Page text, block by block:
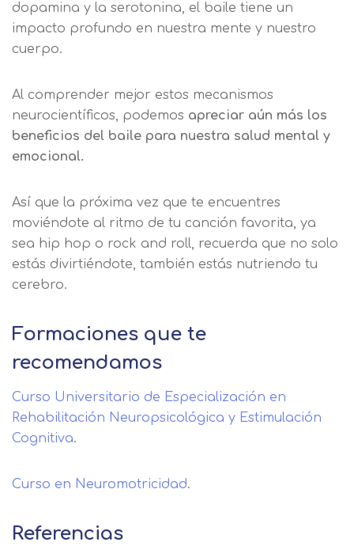
dopamina y la serotonina, el baile tiene un
impacto profundo en nuestra mente y nuestro
cuerpo.
Al comprender mejor estos mecanismos
neurocientíficos, podemos apreciar aún más los
beneficios del baile para nuestra salud mental y
emocional.
Así que la próxima vez que te encuentres
moviéndote al ritmo de tu canción favorita, ya
sea hip hop o rock and roll, recuerda que no solo
estás divirtiéndote, también estás nutriendo tu
cerebro.
Formaciones que te
recomendamos
Curso Universitario de Especialización en
Rehabilitación Neuropsicológica y Estimulación
Cognitiva.
Curso en Neuromotricidad.
Referencias